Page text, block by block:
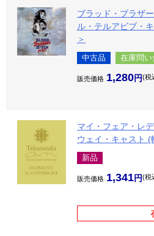
ブラッド・ブラザ
ル・テルアビブ・
＞
中古品 在庫問い
販売価格 1,280 税
マイ・フェア・レ
ウェイ・キャスト (
新品
販売価格 1,341 税